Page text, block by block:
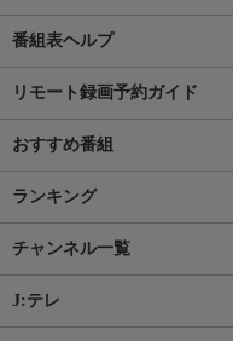
番組表ヘルプ
リモート録画予約ガイド
おすすめ番組
ランキング
チャンネル一覧
J:テレ